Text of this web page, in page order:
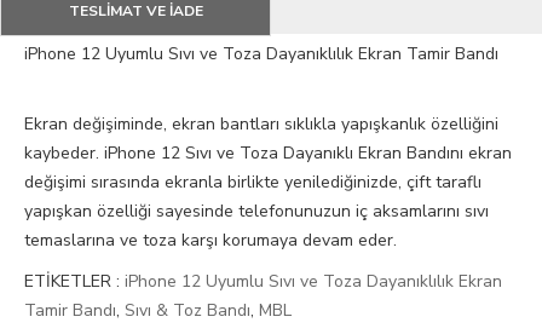
TESLİMAT VE İADE
iPhone 12 Uyumlu Sıvı ve Toza Dayanıklılık Ekran Tamir Bandı
Ekran değişiminde, ekran bantları sıklıkla yapışkanlık özelliğini
kaybeder. iPhone 12 Sıvı ve Toza Dayanıklı Ekran Bandını ekran
değişimi sırasında ekranla birlikte yenilediğinizde, çift taraflı
yapışkan özelliği sayesinde telefonunuzun iç aksamlarını sıvı
temaslarına ve toza karşı korumaya devam eder.
ETİKETLER : iPhone 12 Uyumlu Sıvı ve Toza Dayanıklılık Ekran
Tamir Bandı, Sıvı & Toz Bandı, MBL